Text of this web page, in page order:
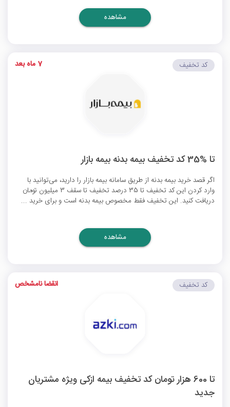
مشاهده
تا %35 کد تخفیف بیمه بدنه بیمه بازار
اگر قصد خرید بیمه بدنه از طریق سامانه بیمه بازار را دارید، می‌توانید با
وارد کردن این کد تخفیف تا 35 درصد تخفیف تا سقف 3 میلیون تومان
دریافت کنید. این تخفیف فقط مخصوص بیمه بدنه است و برای خرید ...
کد تخفیف 7 ماه بعد
مشاهده
تا 600 هزار تومان کد تخفیف بیمه ازکی ویژه مشتریان
جدید
کد تخفیف انقضا نامشخص